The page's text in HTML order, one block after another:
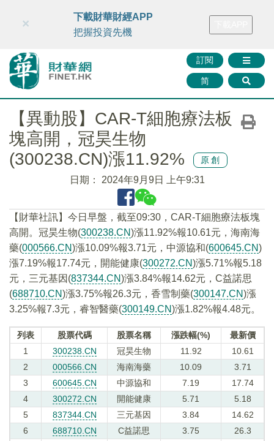
財華智庫網 FINTV FINMETA 財華證券 媒體矩陣
訂閱
简
×
下載財華財經APP
把握投資先機
【異動股】CAR-T細胞療法板
塊高開，冠昊生物
(300238.CN)漲11.92%
原創
日期： 2024年9月9日 上午9:31
【財華社訊】今日早盤，截至09:30，CAR-T細胞療法板塊
高開。冠昊生物(300238.CN)漲11.92%報10.61元，海南海
藥(000566.CN)漲10.09%報3.71元，中源協和(600645.CN)
漲7.19%報17.74元，開能健康(300272.CN)漲5.71%報5.18
元，三元基因(837344.CN)漲3.84%報14.62元，C益諾思
(688710.CN)漲3.75%報26.3元，香雪制藥(300147.CN)漲
3.25%報7.3元，睿智醫藥(300149.CN)漲1.82%報4.48元。
列表 股票代碼 股票名稱 漲跌幅(%)
最新價
1
300238.CN 冠昊生物 11.92
10.61
2
000566.CN 海南海藥 10.09
3.71
3
600645.CN 中源協和 7.19
17.74
4
300272.CN 開能健康 5.71
5.18
5
837344.CN 三元基因 3.84
14.62
6
688710.CN C益諾思 3.75
26.3